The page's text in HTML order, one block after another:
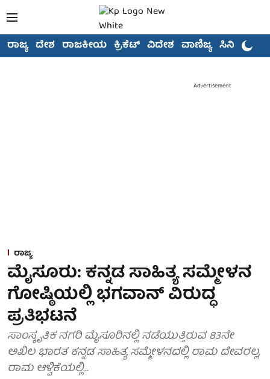
ರಾಜ್ಯ ದೇಶ ರಾಜಕೀಯ ಕ್ರಿಕೆಟ್ ವಿದೇಶ ವಾಣಿಜ್ಯ ಸಿನಿಮಾ
Advertisement
ರಾಜ್ಯ
ಮೈಸೂರು: ಕನ್ನಡ ಸಾಹಿತ್ಯ ಸಮ್ಮೇಳನ
ಗೋಷ್ಠಿಯಲ್ಲಿ ಭಗವಾನ್ ವಿರುದ್ಧ
ಪ್ರತಿಭಟನೆ
ಸಾಂಸ್ಕೃತಿಕ ನಗರಿ ಮೈಸೂರಿನಲ್ಲಿ ನಡೆಯುತ್ತಿರುವ 83ನೇ
ಅಖಿಲ ಭಾರತ ಕನ್ನಡ ಸಾಹಿತ್ಯ ಸಮ್ಮೇಳನದಲ್ಲಿ ರಾಮ ದೇವರಲ್ಲ,
ರಾಮ ಆಳ್ವಿಕೆಯಲ್ಲಿ...